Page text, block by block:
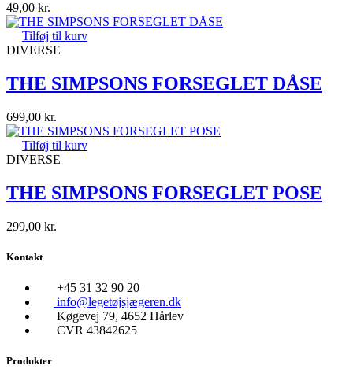
49,00 kr.
Tilføj til kurv
DIVERSE
THE SIMPSONS FORSEGLET DÅSE
699,00 kr.
Tilføj til kurv
DIVERSE
THE SIMPSONS FORSEGLET POSE
299,00 kr.
Kontakt
+45 31 32 90 20
info@legetøjsjægeren.dk
Køgevej 79, 4652 Hårlev
CVR 43842625
Produkter